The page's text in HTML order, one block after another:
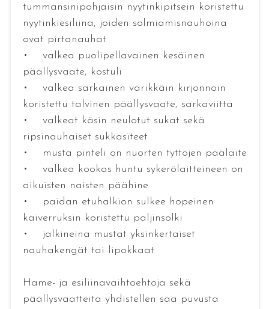
tummansinipohjaisin nyytinkipitsein koristettu
nyytinkiesiliina, joiden solmiamisnauhoina
ovat pirtanauhat
• valkea puolipellavainen kesäinen
päällysvaate, kostuli
• valkea sarkainen värikkäin kirjonnoin
koristettu talvinen päällysvaate, sarkaviitta
• valkeat käsin neulotut sukat sekä
ripsinauhaiset sukkasiteet
• musta pinteli on nuorten tyttöjen päälaite
• valkea kookas huntu sykerölaitteineen on
aikuisten naisten päähine
• paidan etuhalkion sulkee hopeinen
kaiverruksin koristettu paljinsolki
• jalkineina mustat yksinkertaiset
nauhakengät tai lipokkaat
Hame- ja esiliinavaihtoehtoja sekä
päällysvaatteita yhdistellen saa puvusta